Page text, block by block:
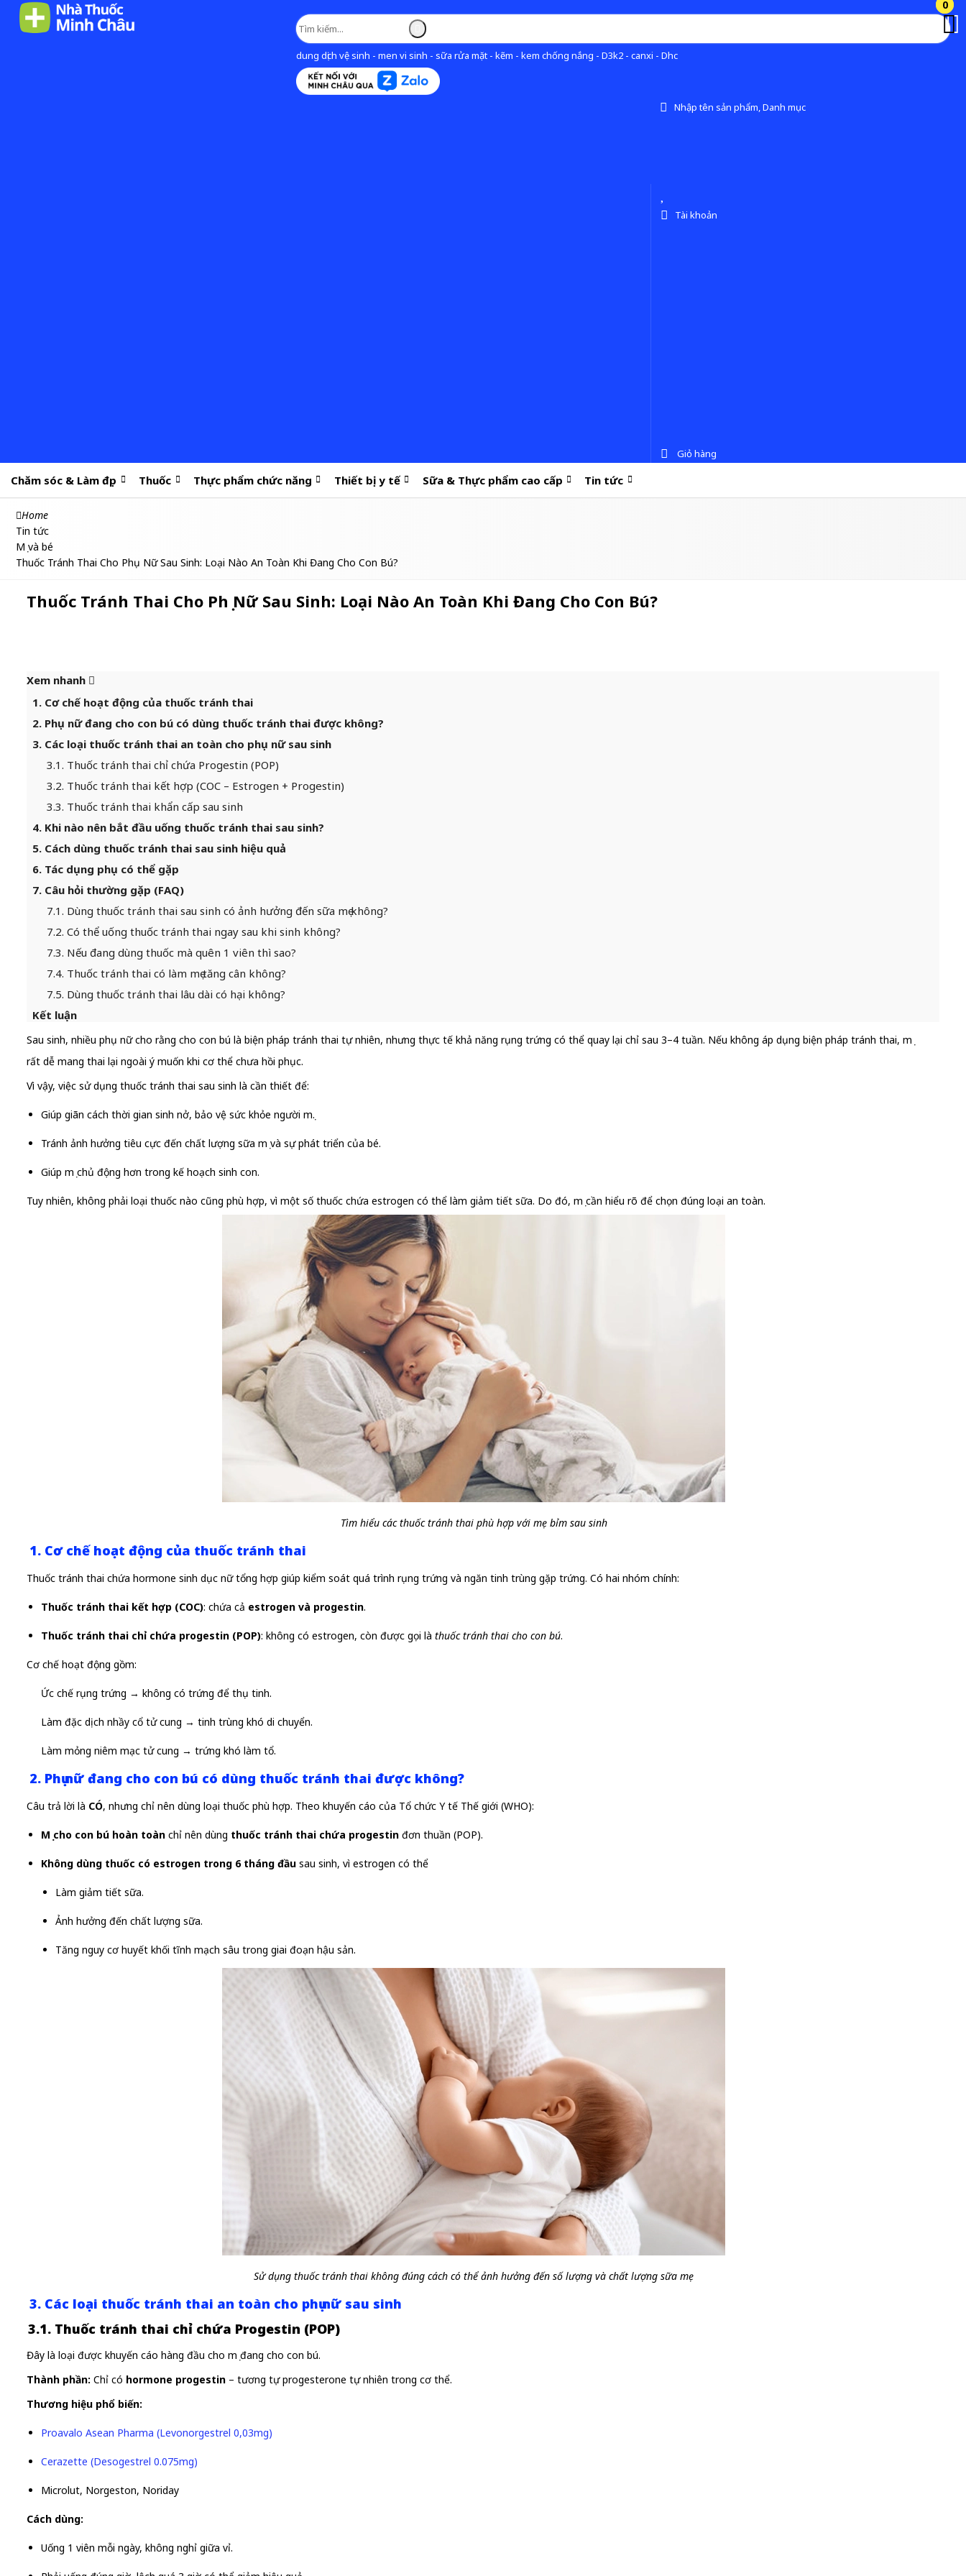
dung dịch vệ sinh - men vi sinh - sữa rửa mặt - kẽm - kem chống nắng - D3k2 - canxi - Dhc
Nhập tên sản phẩm, Danh mục
0
Tài khoản
0
Giỏ hàng
Chăm sóc & Làm đẹp Thuốc Thực phẩm chức năng Thiết bị y tế Sữa & Thực phẩm cao cấp Tin tức
Home
Tin tức
Mẹ và bé
Thuốc Tránh Thai Cho Phụ Nữ Sau Sinh: Loại Nào An Toàn Khi Đang Cho Con Bú?
Thuốc Tránh Thai Cho Phụ Nữ Sau Sinh: Loại Nào An Toàn Khi Đang Cho Con Bú?
Xem nhanh
1. Cơ chế hoạt động của thuốc tránh thai
2. Phụ nữ đang cho con bú có dùng thuốc tránh thai được không?
3. Các loại thuốc tránh thai an toàn cho phụ nữ sau sinh
3.1. Thuốc tránh thai chỉ chứa Progestin (POP)
3.2. Thuốc tránh thai kết hợp (COC – Estrogen + Progestin)
3.3. Thuốc tránh thai khẩn cấp sau sinh
4. Khi nào nên bắt đầu uống thuốc tránh thai sau sinh?
5. Cách dùng thuốc tránh thai sau sinh hiệu quả
6. Tác dụng phụ có thể gặp
7. Câu hỏi thường gặp (FAQ)
7.1. Dùng thuốc tránh thai sau sinh có ảnh hưởng đến sữa mẹ không?
7.2. Có thể uống thuốc tránh thai ngay sau khi sinh không?
7.3. Nếu đang dùng thuốc mà quên 1 viên thì sao?
7.4. Thuốc tránh thai có làm mẹ tăng cân không?
7.5. Dùng thuốc tránh thai lâu dài có hại không?
Kết luận
Sau sinh, nhiều phụ nữ cho rằng cho con bú là biện pháp tránh thai tự nhiên, nhưng thực tế khả năng rụng trứng có thể quay lại chỉ sau 3–4 tuần. Nếu không áp dụng biện pháp tránh thai, mẹ
rất dễ mang thai lại ngoài ý muốn khi cơ thể chưa hồi phục.
Vì vậy, việc sử dụng thuốc tránh thai sau sinh là cần thiết để:
Giúp giãn cách thời gian sinh nở, bảo vệ sức khỏe người mẹ.
Tránh ảnh hưởng tiêu cực đến chất lượng sữa mẹ và sự phát triển của bé.
Giúp mẹ chủ động hơn trong kế hoạch sinh con.
Tuy nhiên, không phải loại thuốc nào cũng phù hợp, vì một số thuốc chứa estrogen có thể làm giảm tiết sữa. Do đó, mẹ cần hiểu rõ để chọn đúng loại an toàn.
Tìm hiểu các thuốc tránh thai phù hợp với mẹ bỉm sau sinh
1. Cơ chế hoạt động của thuốc tránh thai
Thuốc tránh thai chứa hormone sinh dục nữ tổng hợp giúp kiểm soát quá trình rụng trứng và ngăn tinh trùng gặp trứng. Có hai nhóm chính:
Thuốc tránh thai kết hợp (COC): chứa cả estrogen và progestin.
Thuốc tránh thai chỉ chứa progestin (POP): không có estrogen, còn được gọi là thuốc tránh thai cho con bú.
Cơ chế hoạt động gồm:
Ức chế rụng trứng → không có trứng để thụ tinh.
Làm đặc dịch nhầy cổ tử cung → tinh trùng khó di chuyển.
Làm mỏng niêm mạc tử cung → trứng khó làm tổ.
2. Phụ nữ đang cho con bú có dùng thuốc tránh thai được không?
Câu trả lời là CÓ, nhưng chỉ nên dùng loại thuốc phù hợp. Theo khuyến cáo của Tổ chức Y tế Thế giới (WHO):
Mẹ cho con bú hoàn toàn chỉ nên dùng thuốc tránh thai chứa progestin đơn thuần (POP).
Không dùng thuốc có estrogen trong 6 tháng đầu sau sinh, vì estrogen có thể
Làm giảm tiết sữa.
Ảnh hưởng đến chất lượng sữa.
Tăng nguy cơ huyết khối tĩnh mạch sâu trong giai đoạn hậu sản.
Sử dụng thuốc tránh thai không đúng cách có thể ảnh hưởng đến số lượng và chất lượng sữa mẹ
3. Các loại thuốc tránh thai an toàn cho phụ nữ sau sinh
3.1. Thuốc tránh thai chỉ chứa Progestin (POP)
Đây là loại được khuyến cáo hàng đầu cho mẹ đang cho con bú.
Thành phần: Chỉ có hormone progestin – tương tự progesterone tự nhiên trong cơ thể.
Thương hiệu phổ biến:
Proavalo Asean Pharma (Levonorgestrel 0,03mg)
Cerazette (Desogestrel 0.075mg)
Microlut, Norgeston, Noriday
Cách dùng:
Uống 1 viên mỗi ngày, không nghỉ giữa vỉ.